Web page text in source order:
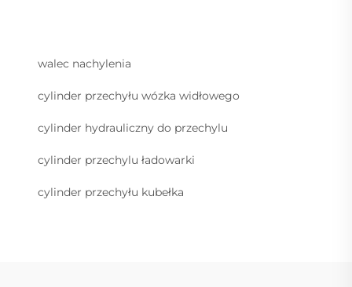
walec nachylenia
cylinder przechyłu wózka widłowego
cylinder hydrauliczny do przechylu
cylinder przechylu ładowarki
cylinder przechyłu kubełka